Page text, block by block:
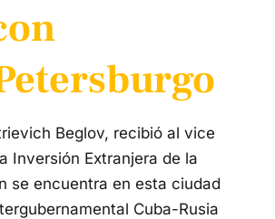
Beglov, recibió al vice
Inversión Extranjera de la
se encuentra en esta ciudad
Cuba-Rusia